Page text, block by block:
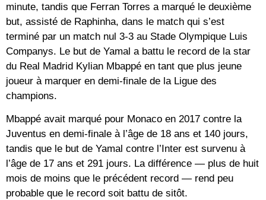
minute, tandis que Ferran Torres a marqué le deuxième
but, assisté de Raphinha, dans le match qui s’est
terminé par un match nul 3-3 au Stade Olympique Luis
Companys. Le but de Yamal a battu le record de la star
du Real Madrid Kylian Mbappé en tant que plus jeune
joueur à marquer en demi-finale de la Ligue des
champions.
Mbappé avait marqué pour Monaco en 2017 contre la
Juventus en demi-finale à l’âge de 18 ans et 140 jours,
tandis que le but de Yamal contre l’Inter est survenu à
l’âge de 17 ans et 291 jours. La différence — plus de huit
mois de moins que le précédent record — rend peu
probable que le record soit battu de sitôt.